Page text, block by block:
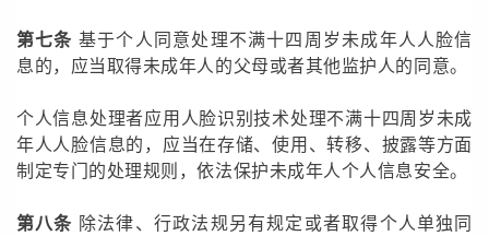
第七条 基于个人同意处理不满十四周岁未成年人人脸信
息的，应当取得未成年人的父母或者其他监护人的同意。
个人信息处理者应用人脸识别技术处理不满十四周岁未成
年人人脸信息的，应当在存储、使用、转移、披露等方面
制定专门的处理规则，依法保护未成年人个人信息安全。
第八条 除法律、行政法规另有规定或者取得个人单独同